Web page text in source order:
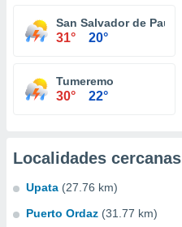
San Salvador de Paul
31° 20°
Tumeremo
30° 22°
Localidades cercanas
Upata (27.76 km)
Puerto Ordaz (31.77 km)